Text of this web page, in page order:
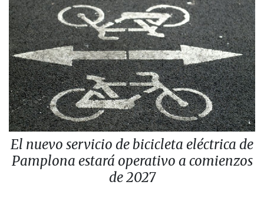
El nuevo servicio de bicicleta eléctrica de
Pamplona estará operativo a comienzos
de 2027